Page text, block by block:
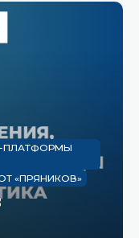
ПЛАТФОРМЫ
«ПРЯНИКОВ»